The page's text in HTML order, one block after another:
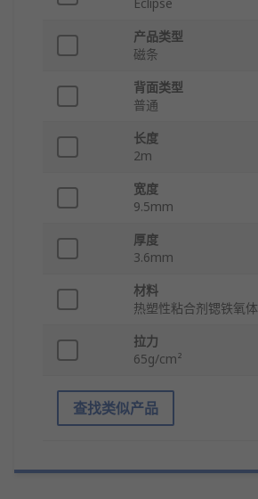
Eclipse
产品类型
磁条
背面类型
普通
长度
2m
宽度
9.5mm
厚度
3.6mm
材料
热塑性粘合剂锶铁氧体
拉力
65g/cm²
查找类似产品